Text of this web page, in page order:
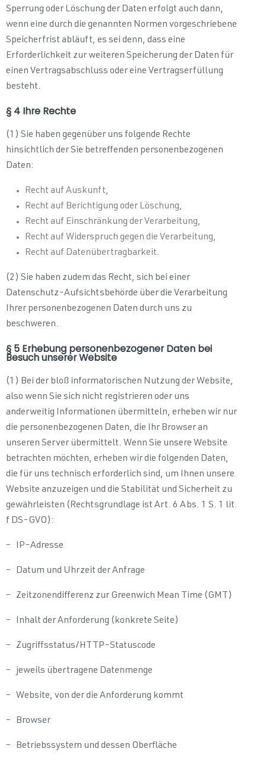
Sperrung oder Löschung der Daten erfolgt auch dann,
wenn eine durch die genannten Normen vorgeschriebene
Speicherfrist abläuft, es sei denn, dass eine
Erforderlichkeit zur weiteren Speicherung der Daten für
einen Vertragsabschluss oder eine Vertragserfüllung
besteht.
§ 4 Ihre Rechte
(1) Sie haben gegenüber uns folgende Rechte
hinsichtlich der Sie betreffenden personenbezogenen
Daten:
Recht auf Auskunft,
Recht auf Berichtigung oder Löschung,
Recht auf Einschränkung der Verarbeitung,
Recht auf Widerspruch gegen die Verarbeitung,
Recht auf Datenübertragbarkeit.
(2) Sie haben zudem das Recht, sich bei einer
Datenschutz-Aufsichtsbehörde über die Verarbeitung
Ihrer personenbezogenen Daten durch uns zu
beschweren.
§ 5 Erhebung personenbezogener Daten bei
Besuch unserer Website
(1) Bei der bloß informatorischen Nutzung der Website,
also wenn Sie sich nicht registrieren oder uns
anderweitig Informationen übermitteln, erheben wir nur
die personenbezogenen Daten, die Ihr Browser an
unseren Server übermittelt. Wenn Sie unsere Website
betrachten möchten, erheben wir die folgenden Daten,
die für uns technisch erforderlich sind, um Ihnen unsere
Website anzuzeigen und die Stabilität und Sicherheit zu
gewährleisten (Rechtsgrundlage ist Art. 6 Abs. 1 S. 1 lit.
f DS-GVO):
– IP-Adresse
– Datum und Uhrzeit der Anfrage
– Zeitzonendifferenz zur Greenwich Mean Time (GMT)
– Inhalt der Anforderung (konkrete Seite)
– Zugriffsstatus/HTTP-Statuscode
– jeweils übertragene Datenmenge
– Website, von der die Anforderung kommt
– Browser
– Betriebssystem und dessen Oberfläche